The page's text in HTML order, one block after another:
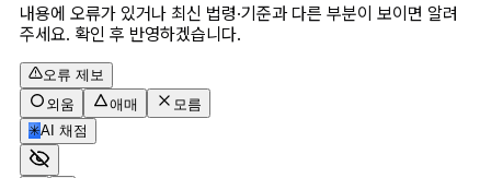
내용에 오류가 있거나 최신 법령·기준과 다른 부분이 보이면 알려
주세요. 확인 후 반영하겠습니다.
오류 제보
외움
애매
모름
✳AI 채점